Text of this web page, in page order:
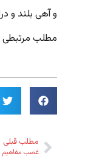
و آهی بلند و
مطلب
مطلب قبلی
غصب مفاهیم